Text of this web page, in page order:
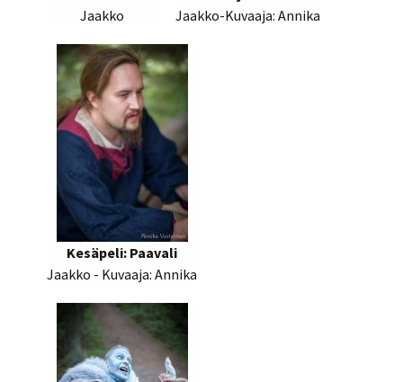
Jaakko
Jaakko-Kuvaaja: Annika
Kesäpeli: Paavali
Jaakko - Kuvaaja: Annika